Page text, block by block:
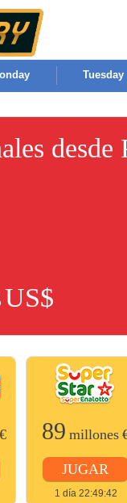
Tuesday
desde
US$
€ 89 millones
JUGAR
1 día 22:49:42